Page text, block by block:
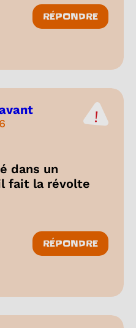
réactions
RÉPONDRE
dans un
fait la révolte
réactions
RÉPONDRE